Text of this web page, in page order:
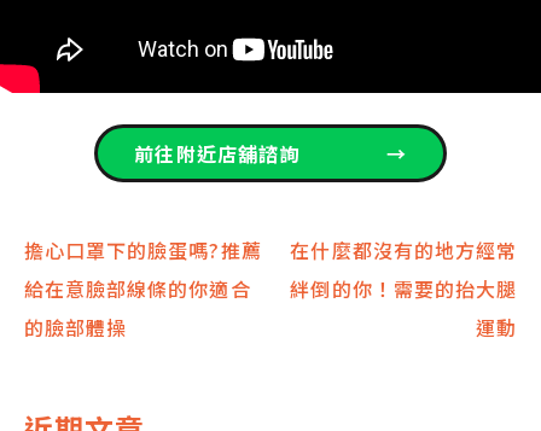
前往附近店舖諮詢 →
文
章
覽
擔心口罩下的臉蛋嗎?推薦
給在意臉部線條的你適合
的臉部體操
在什麼都沒有的地方經常
絆倒的你！需要的抬大腿
運動